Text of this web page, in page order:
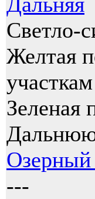
Светло-
Желтая
Зеленая
Дальнюю
Озерный
---